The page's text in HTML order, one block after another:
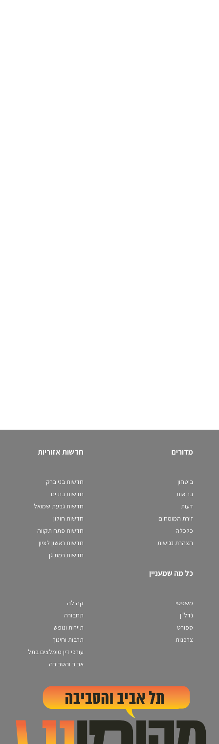
מדורים
ביטחון
בריאות
דעות
זירת המומחים
כלכלה
הצהרת נגישות
חדשות אזוריות
חדשות בני ברק
חדשות בת ים
חדשות גבעת שמואל
חדשות חולון
חדשות פתח תקווה
חדשות ראשון לציון
חדשות רמת גן
כל מה שמעניין
משפטי
נדל"ן
ספורט
צרכנות
קהילה
תחבורה
תיירות ונופש
תרבות וחינוך
עורכי דין מומלצים בתל
אביב והסביבה